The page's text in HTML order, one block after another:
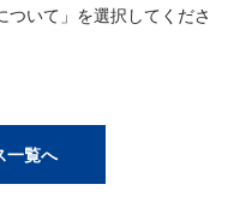
いて」を選択してくださ
一覧へ